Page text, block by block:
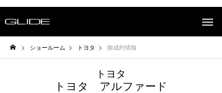
ショールーム トヨタ 御成約情報
トヨタ
トヨタ アルファード